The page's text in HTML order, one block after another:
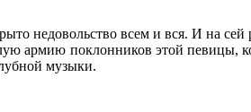
недовольство всем и вся. И на
армию поклонников этой певицы,
музыки.